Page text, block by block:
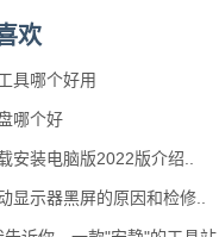
欢
具哪个好用
哪个好
安装电脑版2022版介绍..
显示器黑屏的原因和检修..